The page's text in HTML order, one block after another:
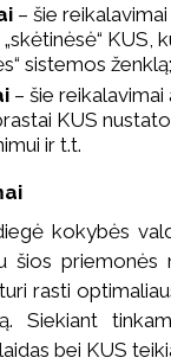
– šie
KUS,
sistemos
– šie
KUS
ir t.t.
kokybės
priemonės
rasti
Siekiant
bei KUS